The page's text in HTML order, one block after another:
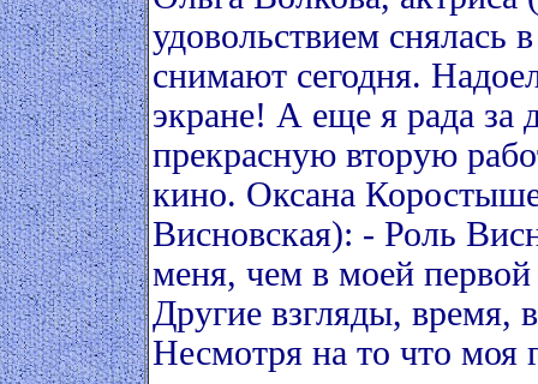
удовольствием снялась
снимают сегодня.
экране! А еще я рада за
прекрасную вторую
кино. Оксана
Висновская): - Роль
меня, чем в моей
Другие взгляды, время,
Несмотря на то что моя